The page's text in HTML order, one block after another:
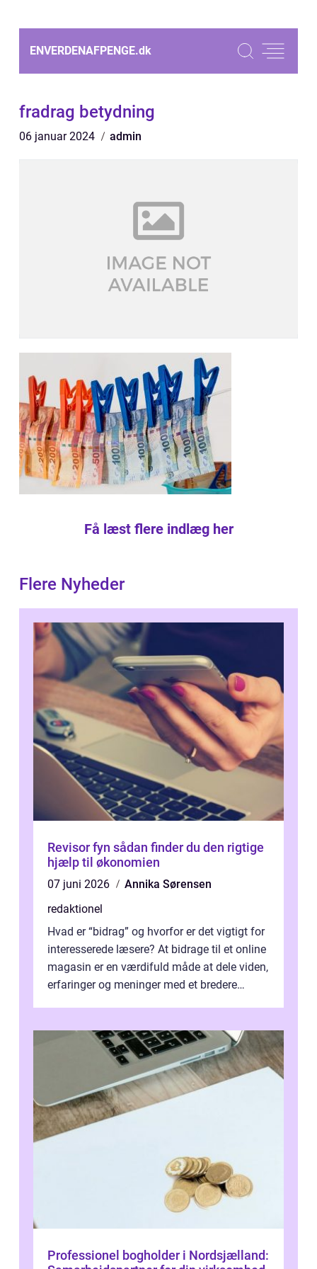
ENVERDENAFPENGE.dk
fradrag betydning
06 januar 2024 admin
Få læst flere indlæg her
Flere Nyheder
Revisor fyn sådan finder du den rigtige
hjælp til økonomien
07 juni 2026
Annika Sørensen
redaktionel
Hvad er “bidrag” og hvorfor er det vigtigt for
interesserede læsere? At bidrage til et online
magasin er en værdifuld måde at dele viden,
erfaringer og meninger med et bredere
Professionel bogholder i Nordsjælland: